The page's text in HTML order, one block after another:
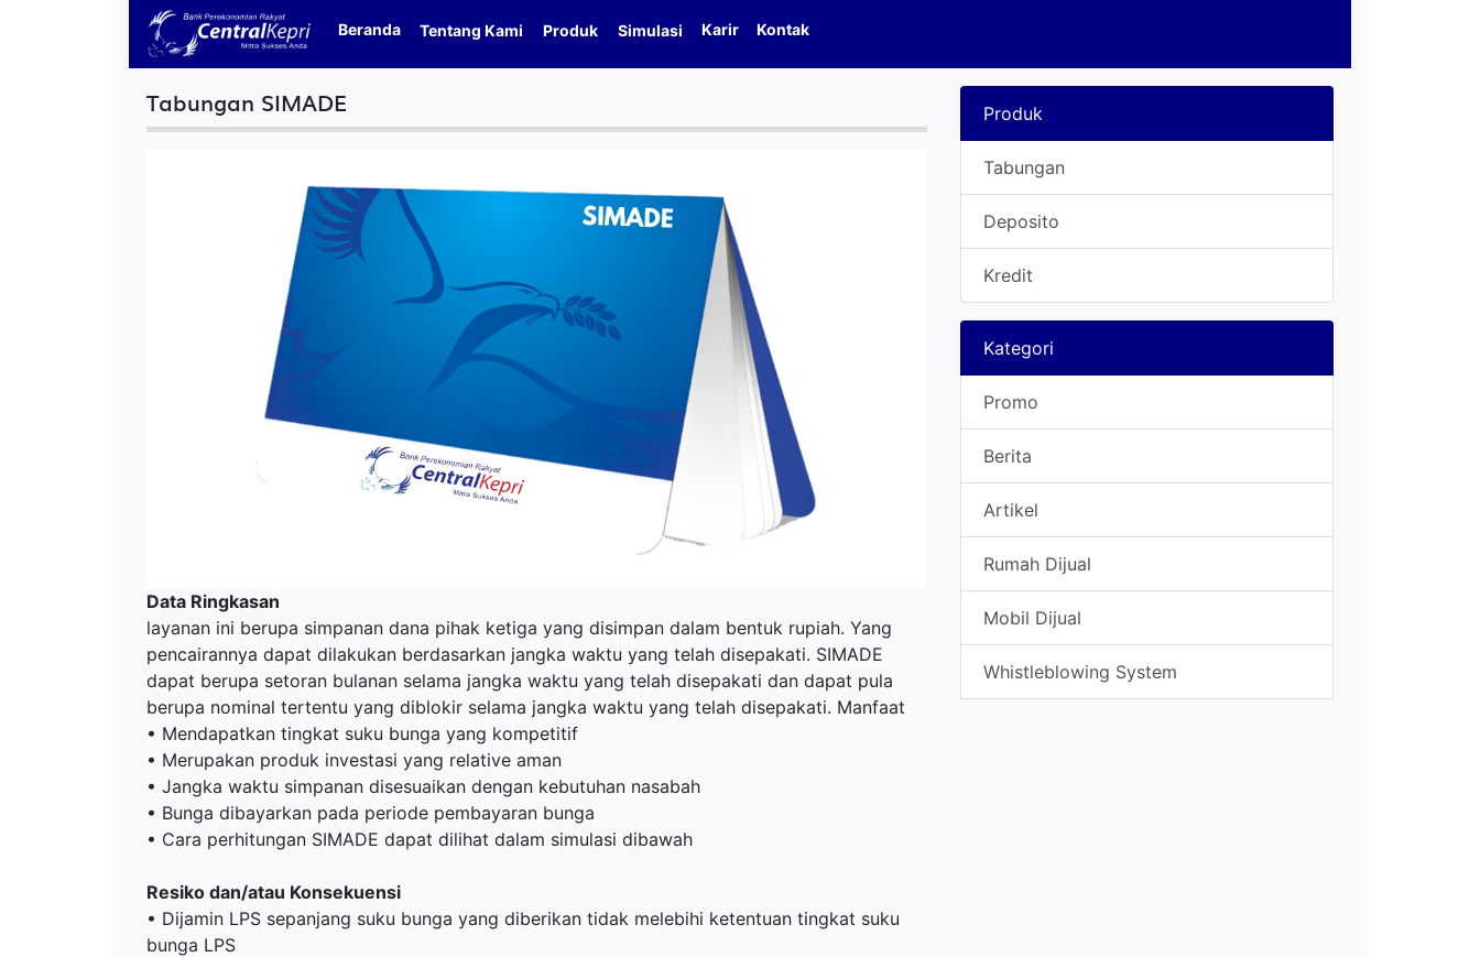
Beranda Tentang Kami Produk Simulasi Karir Kontak
Tabungan SIMADE
Data Ringkasan
layanan ini berupa simpanan dana pihak ketiga yang disimpan dalam bentuk rupiah. Yang
pencairannya dapat dilakukan berdasarkan jangka waktu yang telah disepakati. SIMADE
dapat berupa setoran bulanan selama jangka waktu yang telah disepakati dan dapat pula
berupa nominal tertentu yang diblokir selama jangka waktu yang telah disepakati. Manfaat
• Mendapatkan tingkat suku bunga yang kompetitif
• Merupakan produk investasi yang relative aman
• Jangka waktu simpanan disesuaikan dengan kebutuhan nasabah
• Bunga dibayarkan pada periode pembayaran bunga
• Cara perhitungan SIMADE dapat dilihat dalam simulasi dibawah
Resiko dan/atau Konsekuensi
• Dijamin LPS sepanjang suku bunga yang diberikan tidak melebihi ketentuan tingkat suku
bunga LPS
Produk
Tabungan
Deposito
Kredit
Kategori
Promo
Berita
Artikel
Rumah Dijual
Mobil Dijual
Whistleblowing System